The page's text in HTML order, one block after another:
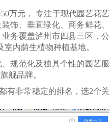
万元， 专注于现代园艺花艺
饰、垂直绿化、商务鲜花、
务覆盖泸州市四县三区，公
内荫生植物种植基地。
规范化及独具个性的园艺服
舰品牌。
有非常稳定的排名，选2个关